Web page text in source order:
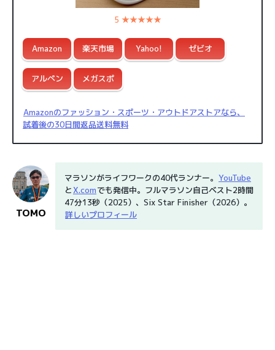
5 ★★★★★
Amazon 楽天市場 Yahoo! ゼビオ
アルペン メガスポ
Amazonのファッション・スポーツ・アウトドアストアなら、
試着後の30日間返品送料無料
マラソンがライフワークの40代ランナー。 YouTube
とX.comでも発信中。フルマラソン自己ベスト2時間
47分13秒（2025）、Six Star Finisher（2026）。
詳しいプロフィール
TOMO